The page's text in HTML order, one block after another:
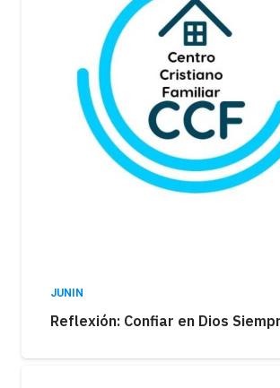
JUNIN
Reflexión: Confiar en Dios